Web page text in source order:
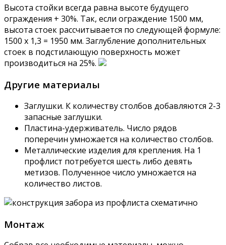
Высота стойки всегда равна высоте будущего
ограждения + 30%. Так, если ограждение 1500 мм,
высота стоек рассчитывается по следующей формуле:
1500 x 1,3 = 1950 мм. Заглубление дополнительных
стоек в подстилающую поверхность может
производиться на 25%.
Другие материалы
Заглушки. К количеству столбов добавляются 2-3
запасные заглушки.
Пластина-удерживатель. Число рядов
поперечин умножается на количество столбов.
Металлические изделия для крепления. На 1
профлист потребуется шесть либо девять
метизов. Полученное число умножается на
количество листов.
Монтаж